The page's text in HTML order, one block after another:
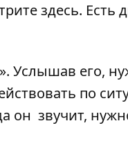
здесь. Есть
Услышав его,
по
он звучит,